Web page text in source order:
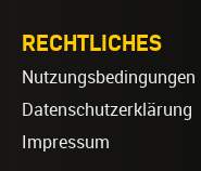
RECHTLICHES
Nutzungsbedingungen
Datenschutzerklärung
Impressum